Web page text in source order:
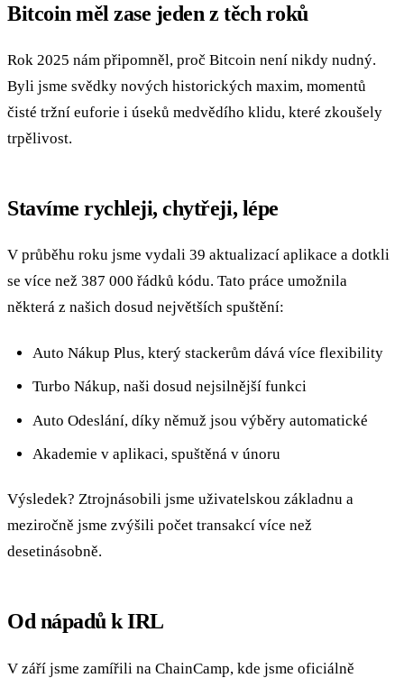
Bitcoin měl zase jeden z těch roků
Rok 2025 nám připomněl, proč Bitcoin není nikdy nudný.
Byli jsme svědky nových historických maxim, momentů
čisté tržní euforie i úseků medvědího klidu, které zkoušely
trpělivost.
Stavíme rychleji, chytřeji, lépe
V průběhu roku jsme vydali 39 aktualizací aplikace a dotkli
se více než 387 000 řádků kódu. Tato práce umožnila
některá z našich dosud největších spuštění:
Auto Nákup Plus, který stackerům dává více flexibility
Turbo Nákup, naši dosud nejsilnější funkci
Auto Odeslání, díky němuž jsou výběry automatické
Akademie v aplikaci, spuštěná v únoru
Výsledek? Ztrojnásobili jsme uživatelskou základnu a
meziročně jsme zvýšili počet transakcí více než
desetinásobně.
Od nápadů k IRL
V září jsme zamířili na ChainCamp, kde jsme oficiálně